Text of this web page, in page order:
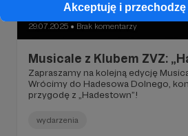
Akceptuję i
29.07.2025 ● Brak komentarzy
Musicale z Klubem ZVZ:
Zapraszamy na kolejną edycję
Wrócimy do Hadesowa Dolnego,
przygodę z „Hadestown”!
wydarzenia